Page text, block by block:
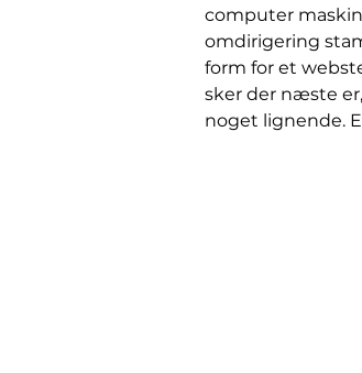
computer
omdirigering
form for et
sker der næste
noget lignende.